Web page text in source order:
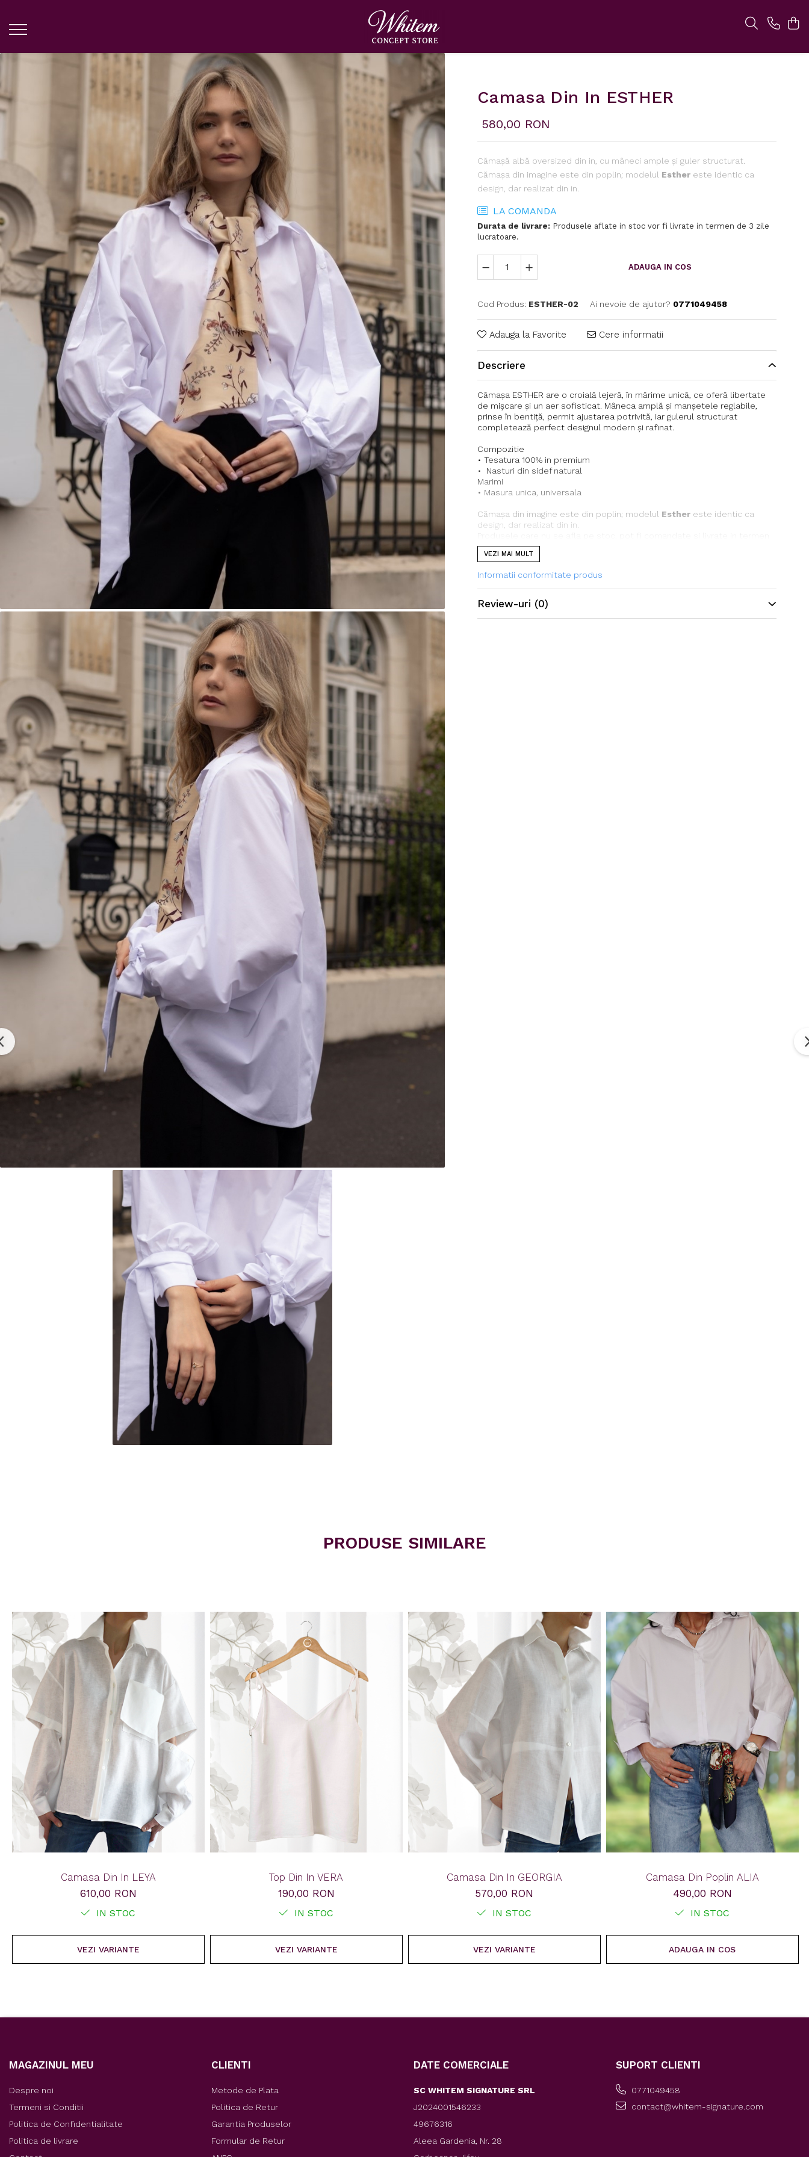
Camasa Din In ESTHER
580,00 RON
Cămașă albă oversized din in, cu mâneci ample și guler structurat.
Cămașa din imagine este din poplin; modelul Esthereste identic ca
design, dar realizat din in.
LA COMANDA
Durata de livrare:Produsele aflate in stoc vor fi livrate in termen de 3 zile
lucratoare.
ADAUGA IN COS
Cod Produs: ESTHER-02 Ai nevoie de ajutor? 0771049458
Adauga la Favorite Cere informatii
Descriere
Cămașa ESTHER are o croială lejeră, în mărime unică, ce oferă libertate
de mișcare și un aer sofisticat. Mâneca amplă și manșetele reglabile,
prinse în bentiță, permit ajustarea potrivită, iar gulerul structurat
completează perfect designul modern și rafinat.
Compozitie
• Tesatura 100% in premium
• Nasturi din sidef natural
Marimi
• Masura unica, universala
Cămașa din imagine este din poplin; modelul Esthereste identic ca
design, dar realizat din in.
de 5-7 zile lucratoare.
VEZI MAI MULT
Informatii conformitate produs
Review-uri (0)
PRODUSE SIMILARE
Camasa Din In LEYA
610,00 RON
IN STOC
VEZI VARIANTE
Top Din In VERA
190,00 RON
IN STOC
VEZI VARIANTE
Camasa Din In GEORGIA
570,00 RON
IN STOC
VEZI VARIANTE
Camasa Din Poplin ALIA
490,00 RON
IN STOC
ADAUGA IN COS
MAGAZINUL MEU
Despre noi
Termeni si Conditii
Politica de Confidentialitate
Politica de livrare
CLIENTI
Metode de Plata
Politica de Retur
Garantia Produselor
Formular de Retur
DATE COMERCIALE
SC WHITEM SIGNATURE SRL
J2024001546233
49676316
Aleea Gardenia, Nr. 28
SUPORT CLIENTI
0771049458
contact@whitem-signature.com